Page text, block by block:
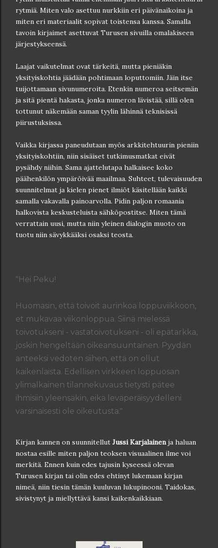
rytmiä. Miten valo asettuu nurkkiin eri päivänaikoina ja
miten eri materiaalit sopivat toistensa kanssa. Samalla
tavoin kirjaimet asettuvat Turusen sivuilla omalakiseen
järjestykseensä.
Laajat vaikutelmat ovat tärkeitä, mutta pieniäkin
yksityiskohtia jäädään pohtimaan loputtomiin. Jäin itse
tuijottamaan sivunumeroita. Etenkin numeroa seitsemän
ja sitä pientä hakasta, jonka numeron lävistää, sillä olen
tottunut näkemään saman tyylin lähinnä teknisissä
piirustuksissa.
Vaikka kirjassa paneudutaan myös arkkitehtuurin pieniin
yksityiskohtiin, niin sisäiset tutkimusmatkat eivät
pysähdy niihin. Sama ajattelutapa halkaisee koko
päähenkilön ympäröivää maailmaa. Suhteet, tulevaisuuden
suunnitelmat ja kielen pienet ilmiöt käsitellään kaikki
samalla vakavalla painoarvolla. Pidin paljon romaania
halkovista keskusteluista sähköpostitse. Miten tämä
verrattain uusi, mutta niin yleinen dialogin muoto on
tuotu niin sävykkääksi osaksi teosta.
"Hei Peku!
Huomasin, että toivoit aurinkoa loppuviikkoon,
et mukavaa viikonloppua. Siinä mielessä
toivotukseni - vastatoivotukseni - oli epätarkka,
joskin hengeltään oikeansuuntainen. Pyydän
anteeksi vedoten siihen, että on ollut
kaikenlaista. Edellisen virkkeen loppuosan
ylimalkainen tilannekuvaus tietysti pätee
ihmisiin yleensäkin, eikä leväperäisyydelleni
varsinaisesti ole oikeutusta."
Kirjan kannen on suunnitellut Jussi Karjalainenja haluan
nostaa esille miten paljon teoksen visuaalinen ilme voi
merkitä. Ennen kuin edes tajusin kyseessä olevan
Turusen kirjan tai olin edes ehtinyt lukemaan kirjan
nimeä, niin tiesin tämän kuuluvan lukupinooni. Taidokas,
sivistynyt ja miellyttävä kansi kaikenkaikkiaan.